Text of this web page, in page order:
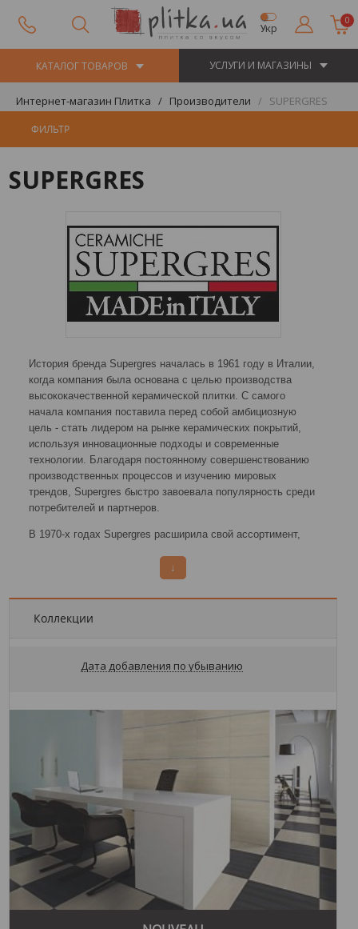
Укр
0
КАТАЛОГ ТОВАРОВ УСЛУГИ И МАГАЗИНЫ
Интернет-магазин Плитка Производители SUPERGRES
ФИЛЬТР
SUPERGRES
История бренда Supergres началась в 1961 году в Италии,
когда компания была основана с целью производства
высококачественной керамической плитки. С самого
начала компания поставила перед собой амбициозную
цель - стать лидером на рынке керамических покрытий,
используя инновационные подходы и современные
технологии. Благодаря постоянному совершенствованию
производственных процессов и изучению мировых
трендов, Supergres быстро завоевала популярность среди
потребителей и партнеров.
В 1970-х годах Supergres расширила свой ассортимент,
имитацией натурального камня и мрамора. Это стало
возможным благодаря использованию передовых
технологий и материалов, позволивших достичь высокого
качества и эстетической привлекательности продукции. В
представительства и налаживая сотрудничество с
производителей керамической плитки в Европе. Это
позволило бренду использовать ресурсы и опыт крупной
корпорации для дальнейшего развития и внедрения новых
технологий. Благодаря этому Supergres смогла
значительно расширить свой ассортимент и улучшить
качество продукции, что привело к еще большему росту
популярности бренда на международном рынке.
В 2004 году Supergres открыла новый завод,
оборудованный по последним технологическим
стандартам. Это позволило значительно повысить
эффективность производственных процессов и
уменьшить воздействие на окружающую среду. Сегодня
Supergres продолжает развиваться, предлагая своим
↓
Коллекции
Дата добавления по убыванию